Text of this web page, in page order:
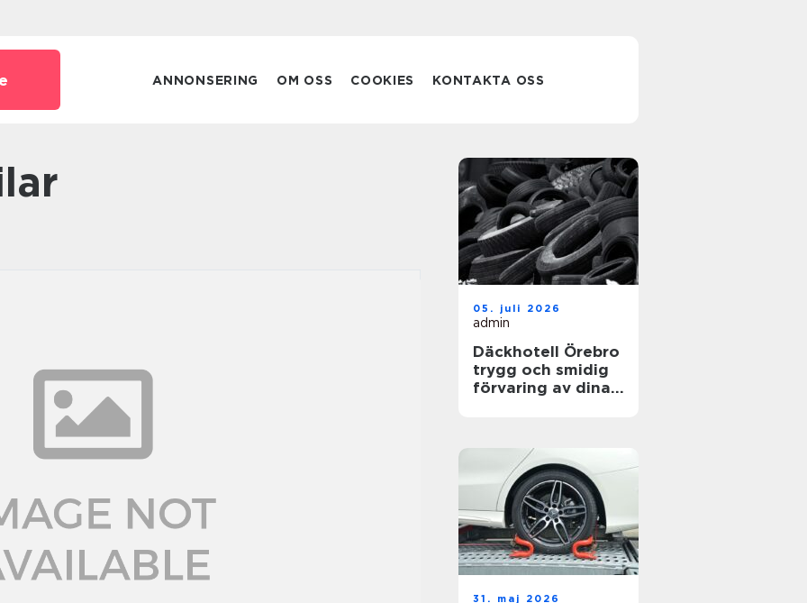
ANNONSERING OM OSS COOKIES KONTAKTA OSS
05. juli 2026
admin
Däckhotell Örebro
trygg och smidig
förvaring av dina
31. maj 2026